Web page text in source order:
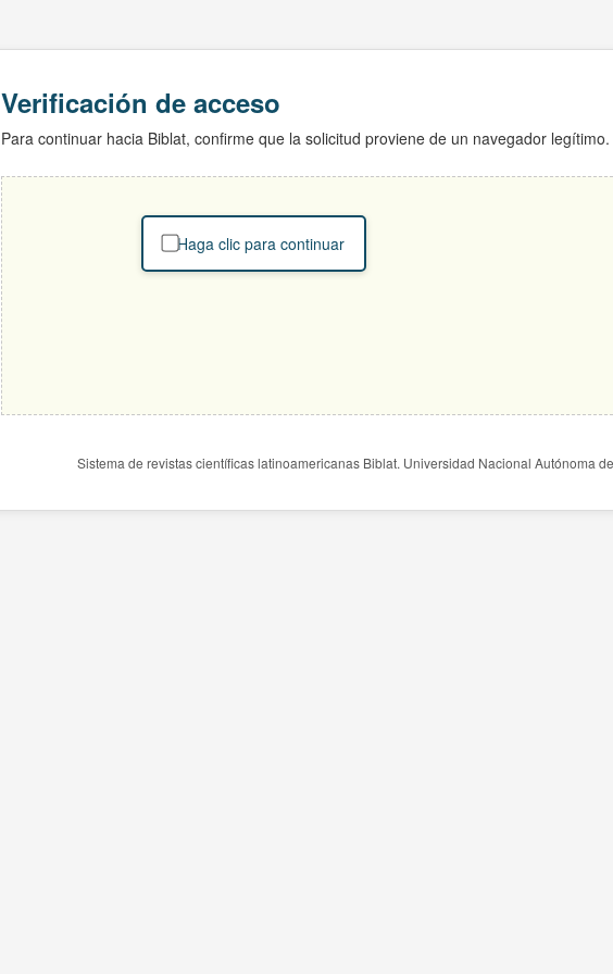
Verificación de acceso
Para continuar hacia Biblat, confirme que la solicitud proviene de un navegador legítimo.
Haga clic para continuar
Sistema de revistas científicas latinoamericanas Biblat. Universidad Nacional Autónoma